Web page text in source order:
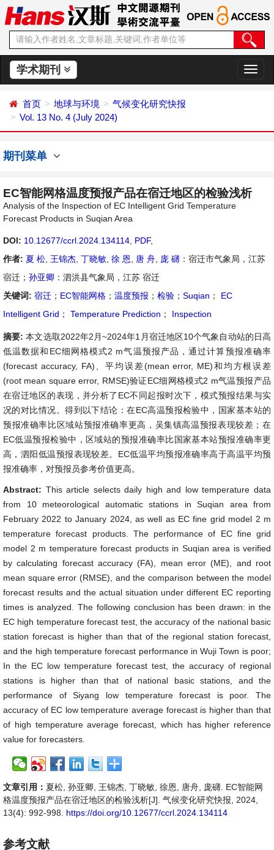
学术期刊
切
换
首页 地球与环境
气候变化研究快报
Vol. 13 No. 4 (July 2024)
期刊菜单
EC智能网格温度预报产品在宿迁地区的检验浅析
Analysis of the Inspection of EC Intelligent Grid Temperature
Forecast Products in Suqian Area
DOI: 10.12677/ccrl.2024.134114 PDF,
作者: 夏 松 王锦杰 丁晓敏 徐 恩 唐 舟 庞 礴 ：宿迁市气象局，江苏
宿迁； 孙亚卿 ：泗洪县气象局，江苏 宿迁
关键词: 宿迁 ； EC智能网格 ； 温度预报 ； 检验 ； Suqian ；
EC
Intelligent Grid ； Temperature Prediction ； Inspection
摘要:本文选取2022年2月~2024年1月宿迁地区10个气象自动站的日高
低温数据和EC细网格模式2 m气温预报产品，通过计算预报准确率
(forecast accuracy, FA)、平均误差(mean error, ME)和均方根误差
(root mean square error, RMSE)验证EC细网格模式2 m气温预报产品
在宿迁地区的表现，并分析了EC不同起报时次下，模式预报结果与实
况的对比情况。得到以下结论：在EC高温预报检验中，国家基本站的
预报准确率比区域站预报准确率更高，吴集镇高温预报表现较差；在
EC低温预报检验中，区域站的预报准确率比国家基本站预报准确率更
高，泗阳低温预报表现较差。EC低温平均预报准确率高于高温平均预
报准确率，对预报员参考价值更高。
Abstract: This article selects daily high and low temperature data
from 10 meteorological automatic stations in Suqian area from
February 2022 to January 2024, as well as EC fine grid model 2 m
temperature forecast products. The performance of EC fine grid
model 2 m temperature forecast products in Suqian area is verified
by calculating forecast accuracy (FA), mean error (ME), and root
mean square error (RMSE), and the comparison between the model
forecast results and the actual situation under different EC reporting
times is analyzed. The following conclusion has been drawn: in the
EC high temperature forecast test, the accuracy of the national basic
station forecast is higher than that of the regional station forecast,
and the high temperature forecast performance in Wuji Town is poor;
In the EC low temperature forecast test, the accuracy of regional
stations is higher than that of national basic stations, and the
performance of Siyang low temperature forecast is poor. The
accuracy of EC low temperature average forecast is higher than that
of high temperature average forecast, which has higher reference
value for forecasters.
文章引用： 夏松, 孙亚卿, 王锦杰, 丁晓敏, 徐恩, 唐舟, 庞礴. EC智能网
格温度预报产品在宿迁地区的检验浅析[J]. 气候变化研究快报, 2024,
13(4): 992-998. https://doi.org/10.12677/ccrl.2024.134114
参考文献